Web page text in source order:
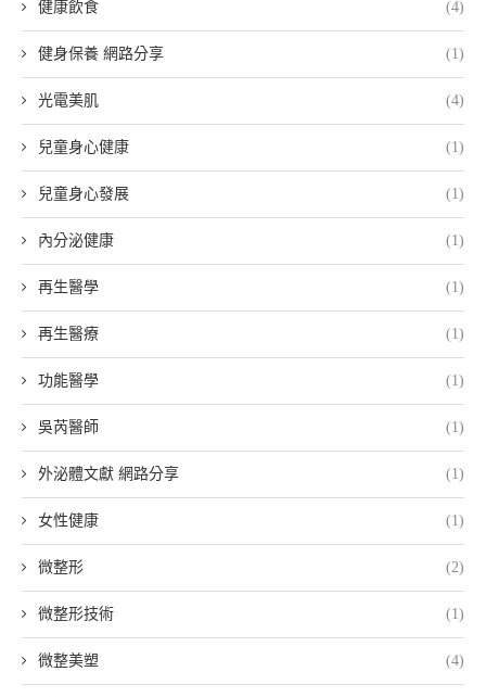
健康飲食 (4)
健身保養 網路分享 (1)
光電美肌 (4)
兒童身心健康 (1)
兒童身心發展 (1)
內分泌健康 (1)
再生醫學 (1)
再生醫療 (1)
功能醫學 (1)
吳芮醫師 (1)
外泌體文獻 網路分享 (1)
女性健康 (1)
微整形 (2)
微整形技術 (1)
微整美塑 (4)